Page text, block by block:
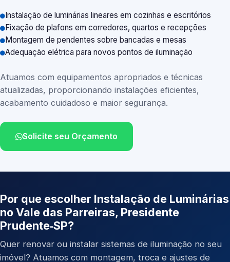
Instalação de luminárias lineares em cozinhas e escritórios
Fixação de plafons em corredores, quartos e recepções
Montagem de pendentes sobre bancadas e mesas
Adequação elétrica para novos pontos de iluminação
Atuamos com equipamentos apropriados e técnicas
atualizadas, proporcionando instalações eficientes,
acabamento cuidadoso e maior segurança.
Solicite seu Orçamento
Por que escolher Instalação de Luminárias
no Vale das Parreiras, Presidente
Prudente‑SP?
Quer renovar ou instalar sistemas de iluminação no seu
imóvel? Atuamos com montagem, troca e ajustes de